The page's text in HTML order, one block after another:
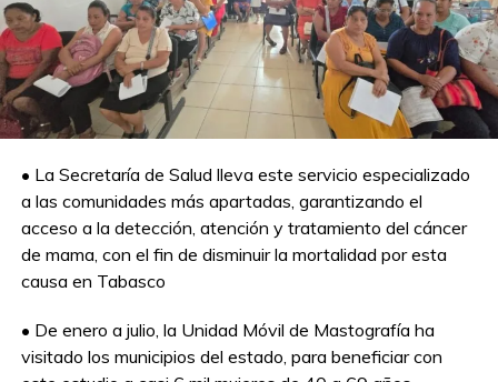
• La Secretaría de Salud lleva este servicio especializado
a las comunidades más apartadas, garantizando el
acceso a la detección, atención y tratamiento del cáncer
de mama, con el fin de disminuir la mortalidad por esta
causa en Tabasco
• De enero a julio, la Unidad Móvil de Mastografía ha
visitado los municipios del estado, para beneficiar con